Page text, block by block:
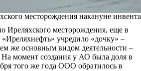
месторождения накануне
Иреляхского месторождения, еще в
учредило «дочку» –
же основным видом деятельности –
момент создания у АО была доля в
того же года ООО обратилось в